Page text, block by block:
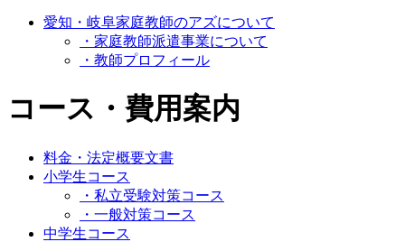
愛知・岐阜家庭教師のアズについて
・家庭教師派遣事業について
・教師プロフィール
コース・費用案内
料金・法定概要文書
小学生コース
・私立受験対策コース
・一般対策コース
中学生コース